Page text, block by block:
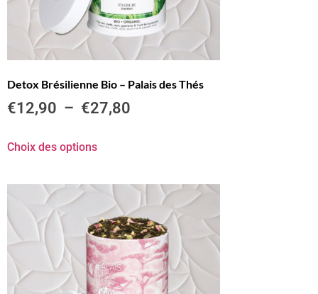
Detox Brésilienne Bio – Palais des Thés
€12,90 – €27,80
Choix des options